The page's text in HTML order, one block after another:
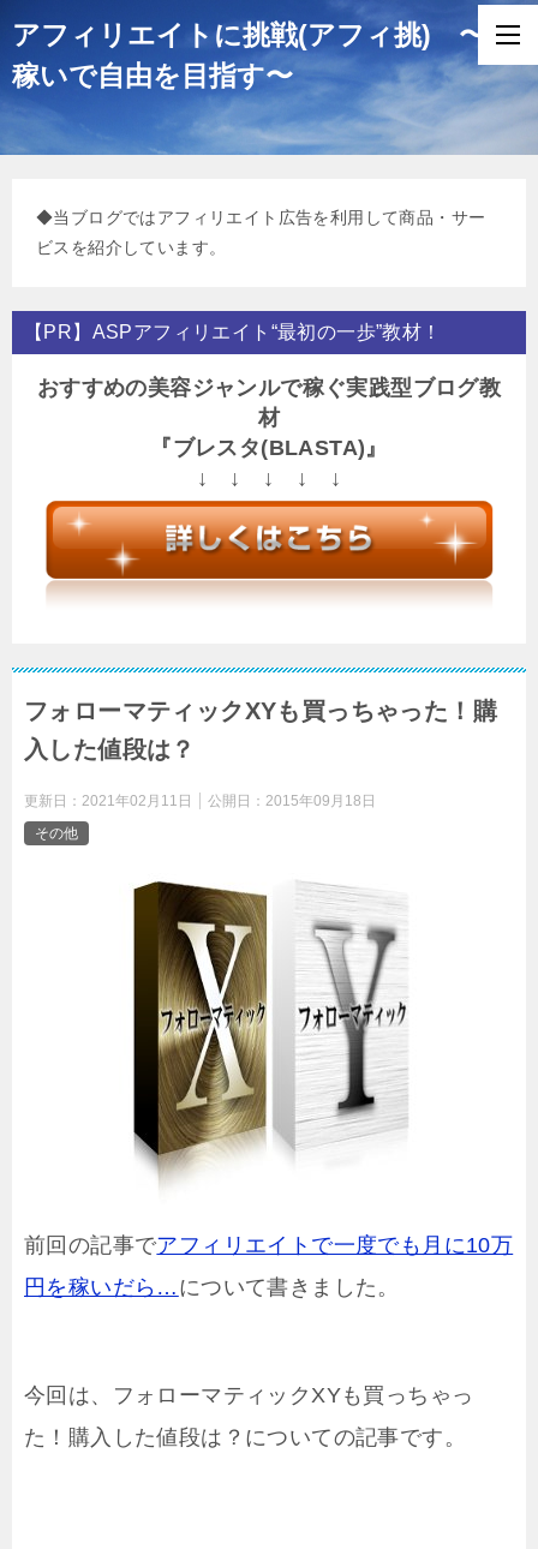
アフィリエイトに挑戦(アフィ挑) 〜
稼いで自由を目指す〜
◆当ブログではアフィリエイト広告を利用して商品・サー
ビスを紹介しています。
【PR】ASPアフィリエイト“最初の一歩”教材！
おすすめの美容ジャンルで稼ぐ実践型ブログ教
材
『ブレスタ(BLASTA)』
↓ ↓ ↓ ↓ ↓
フォローマティックXYも買っちゃった！購
入した値段は？
更新日： 2021年02月11日 公開日： 2015年09月18日
その他
前回の記事でアフィリエイトで一度でも月に10万
円を稼いだら… について書きました。
今回は、フォローマティックXYも買っちゃっ
た！購入した値段は？についての記事です。